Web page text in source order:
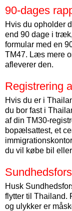
90-dages
Hvis du opholder
end 90 dage i
formular med en
TM47. Læs mere
afleverer den.
Registrering
Hvis du er i
du bor fast i
af din TM30-
bopælsattest, et
du vil købe bil
Husk
flytter til Thailand.
og ulykker er